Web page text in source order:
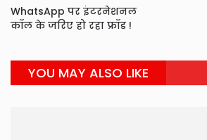
WhatsApp पर इंटरनेशनल
कॉल के जरिए हो रहा फ्रॉड !
YOU MAY ALSO LIKE